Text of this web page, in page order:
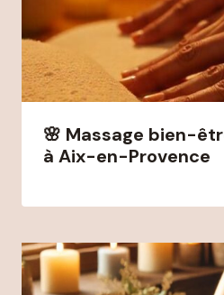
🌸 Massage bien-
à Aix-en-Provence